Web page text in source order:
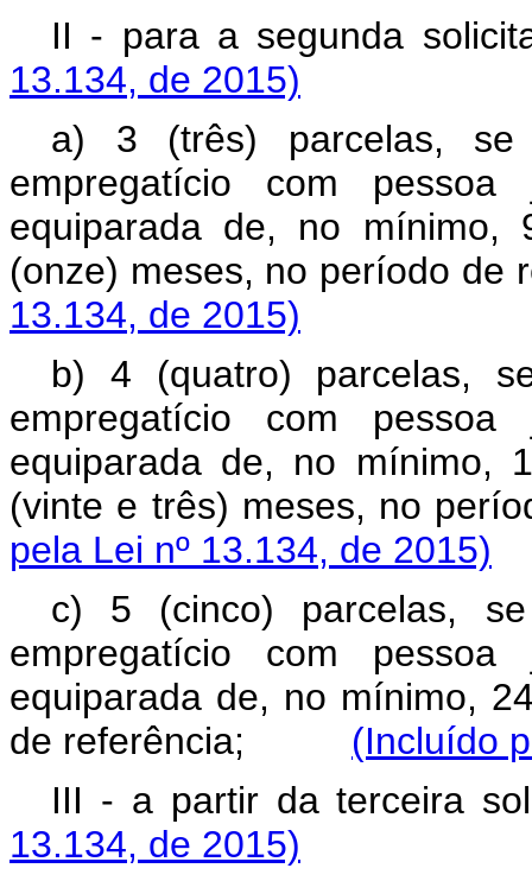
II - para a segunda
13.134, de 2015)
a) 3 (três) parcelas, se
empregatício com
equiparada de, no
(onze) meses, no
13.134, de 2015)
b) 4 (quatro) parcelas,
empregatício com
equiparada de, no mínimo,
(vinte e três) meses, no
pela Lei nº 13.134, de 2015)
c) 5 (cinco) parcelas,
empregatício com
equiparada de, no mínimo,
de referência; (Incluído
III - a partir da
13.134, de 2015)